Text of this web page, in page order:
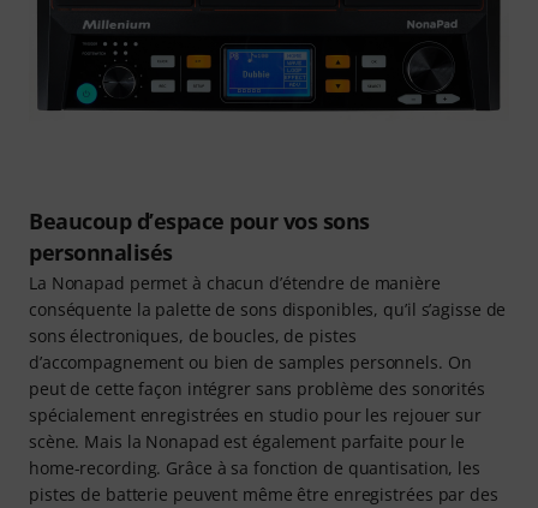
Beaucoup d’espace pour vos sons
personnalisés
La Nonapad permet à chacun d’étendre de manière
conséquente la palette de sons disponibles, qu’il s’agisse de
sons électroniques, de boucles, de pistes
d’accompagnement ou bien de samples personnels. On
peut de cette façon intégrer sans problème des sonorités
spécialement enregistrées en studio pour les rejouer sur
scène. Mais la Nonapad est également parfaite pour le
home-recording. Grâce à sa fonction de quantisation, les
pistes de batterie peuvent même être enregistrées par des